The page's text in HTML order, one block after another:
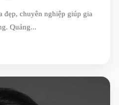
đẹp, chuyên nghiệp giúp gia
Quảng...